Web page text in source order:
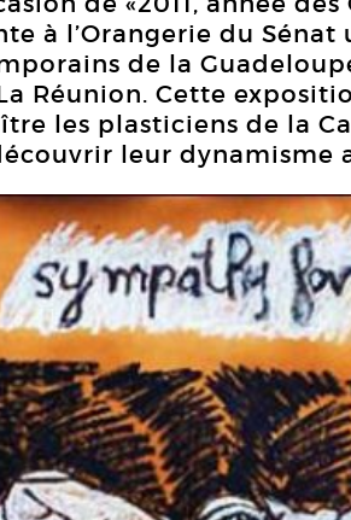
à l’Orangerie du
de la
Réunion. Cette
les plasticiens de la
leur dynamisme